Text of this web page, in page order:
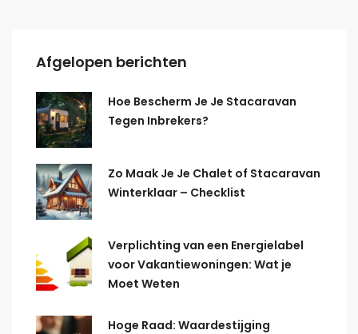
Afgelopen berichten
Hoe Bescherm Je Je Stacaravan
Tegen Inbrekers?
Zo Maak Je Je Chalet of Stacaravan
Winterklaar – Checklist
Verplichting van een Energielabel
voor Vakantiewoningen: Wat je
Moet Weten
Hoge Raad: Waardestijging